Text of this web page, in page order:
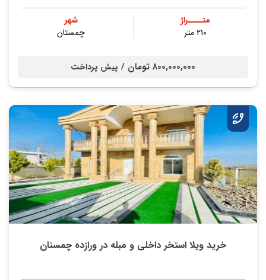
متــــراژ
۲۱۰ متر
شهر
چمستان
800,000,000 تومان / پیش پرداخت
خرید ویلا استخر داخلی و مبله در ورازده چمستان